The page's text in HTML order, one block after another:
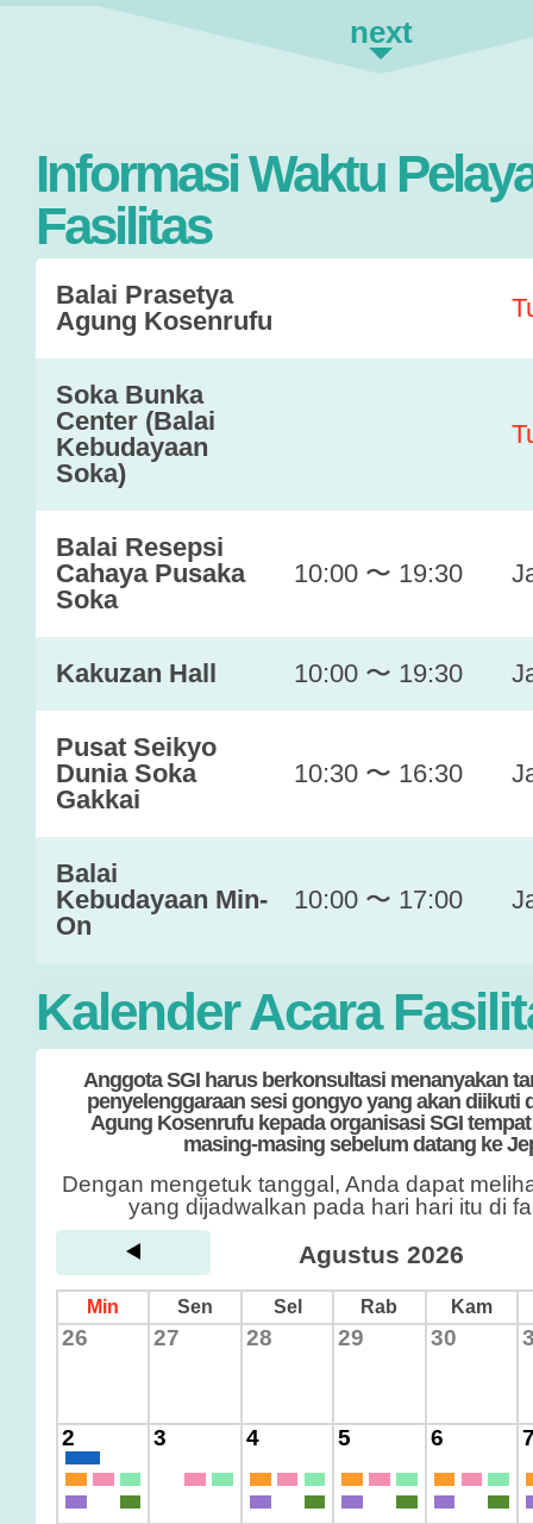
next
Informasi Waktu
Fasilitas
Balai Prasetya
Agung Kosenrufu
Soka Bunka
Center (Balai
Kebudayaan
Soka)
Balai Resepsi
Cahaya Pusaka
Soka
10:00 〜 19:30
Kakuzan Hall 10:00 〜 19:30
Pusat Seikyo
Dunia Soka
Gakkai
10:30 〜 16:30
Balai
Kebudayaan Min-
On
10:00 〜 17:00
Kalender Acara
Anggota SGI harus berkonsultasi menanyakan
penyelenggaraan sesi gongyo yang akan diikuti
Agung Kosenrufu kepada organisasi SGI
masing-masing sebelum datang ke
Dengan mengetuk tanggal, Anda dapat
yang dijadwalkan pada hari hari itu di
Agustus 2026
Min Sen Sel Rab Kam
26 27 28 29 30
2 3 4 5 6